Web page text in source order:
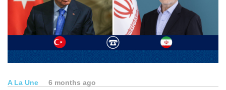
A La Une 6 months ago